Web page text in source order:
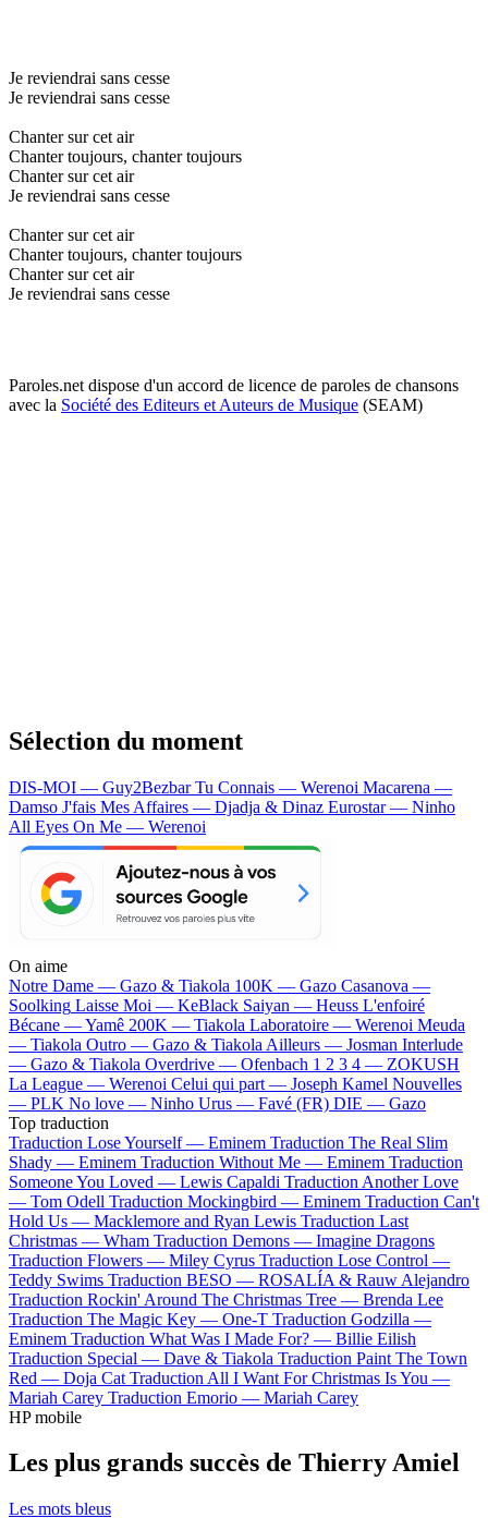
Je reviendrai sans cesse
Je reviendrai sans cesse
Chanter sur cet air
Chanter toujours, chanter toujours
Chanter sur cet air
Je reviendrai sans cesse
Chanter sur cet air
Chanter toujours, chanter toujours
Chanter sur cet air
Je reviendrai sans cesse
Paroles.net dispose d'un accord de licence de paroles de chansons
avec la Société des Editeurs et Auteurs de Musique (SEAM)
Sélection du moment
DIS-MOI — Guy2BezbarTu Connais — Werenoi Macarena —
Damso J'fais Mes Affaires — Djadja & Dinaz Eurostar — Ninho
All Eyes On Me — Werenoi
On aime
Notre Dame — Gazo & Tiakola 100K — Gazo Casanova —
Soolking Laisse Moi — KeBlack Saiyan — Heuss L'enfoiré
Bécane —Yamê 200K — Tiakola Laboratoire — Werenoi Meuda
— Tiakola Outro — Gazo & Tiakola Ailleurs — Josman Interlude
— Gazo & Tiakola Overdrive — Ofenbach 1 2 3 4 — ZOKUSH
La League — Werenoi Celui qui part — Joseph Kamel Nouvelles
— PLK No love — Ninho Urus — Favé (FR) DIE — Gazo
Top traduction
Traduction Lose Yourself — Eminem Traduction The Real Slim
Shady — Eminem Traduction Without Me — Eminem Traduction
Someone You Loved — Lewis Capaldi Traduction Another Love
— Tom Odell Traduction Mockingbird — Eminem Traduction Can't
Hold Us — Macklemore and Ryan Lewis Traduction Last
Christmas — Wham Traduction Demons — Imagine Dragons
Traduction Flowers — Miley Cyrus Traduction Lose Control —
Teddy Swims Traduction BESO — ROSALÍA & Rauw Alejandro
Traduction Rockin' Around The Christmas Tree — Brenda Lee
Traduction The Magic Key — One-T Traduction Godzilla —
Eminem Traduction What Was I Made For? — Billie Eilish
Traduction Special — Dave & Tiakola Traduction Paint The Town
Red — Doja Cat Traduction All I Want For Christmas Is You —
Mariah Carey Traduction Emorio — Mariah Carey
HP mobile
Les plus grands succès de Thierry Amiel
Les mots bleus